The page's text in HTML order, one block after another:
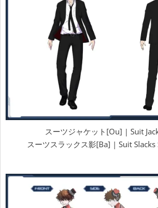
スーツジャケット[Ou] | Suit
スーツスラックス影[Ba] | Suit